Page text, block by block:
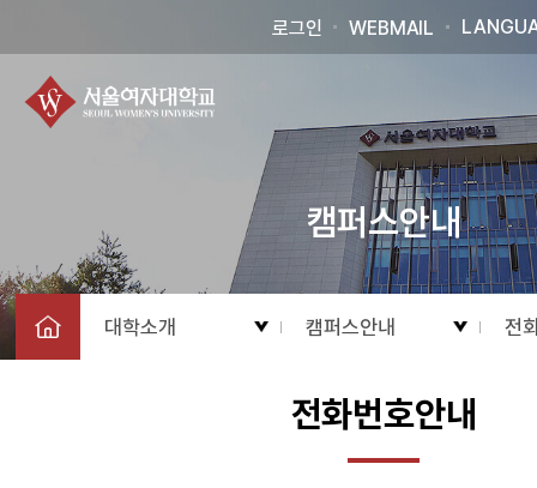
캠퍼스안내
로그인 WEBMAIL
대학소개 캠퍼스안내 전
전화번호안내